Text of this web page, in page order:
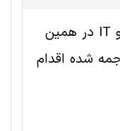
فایل انگلیسی این مقاله با شناسه 2008157 رایگان است. ترجمه چکیده این مقاله مهندسی کامپیوتر و IT در همین
شده اقدام